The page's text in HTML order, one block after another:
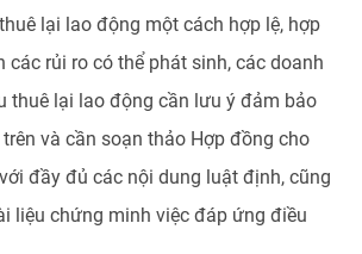
lại lao động một cách hợp lệ, hợp
các rủi ro có thể phát sinh, các doanh
thuê lại lao động cần lưu ý đảm bảo
và cần soạn thảo Hợp đồng cho
đầy đủ các nội dung luật định, cũng
liệu chứng minh việc đáp ứng điều